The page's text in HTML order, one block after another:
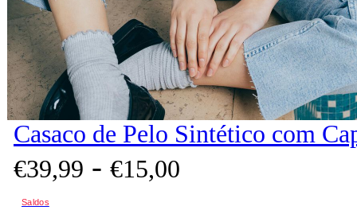
Casaco de Pelo Sintético com
€39,99 - €15,00
Saldos